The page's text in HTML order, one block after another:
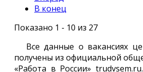
В конец
Показано 1 - 10 из 27
Все данные о вакансиях
получены из официальной
«Работа в России»